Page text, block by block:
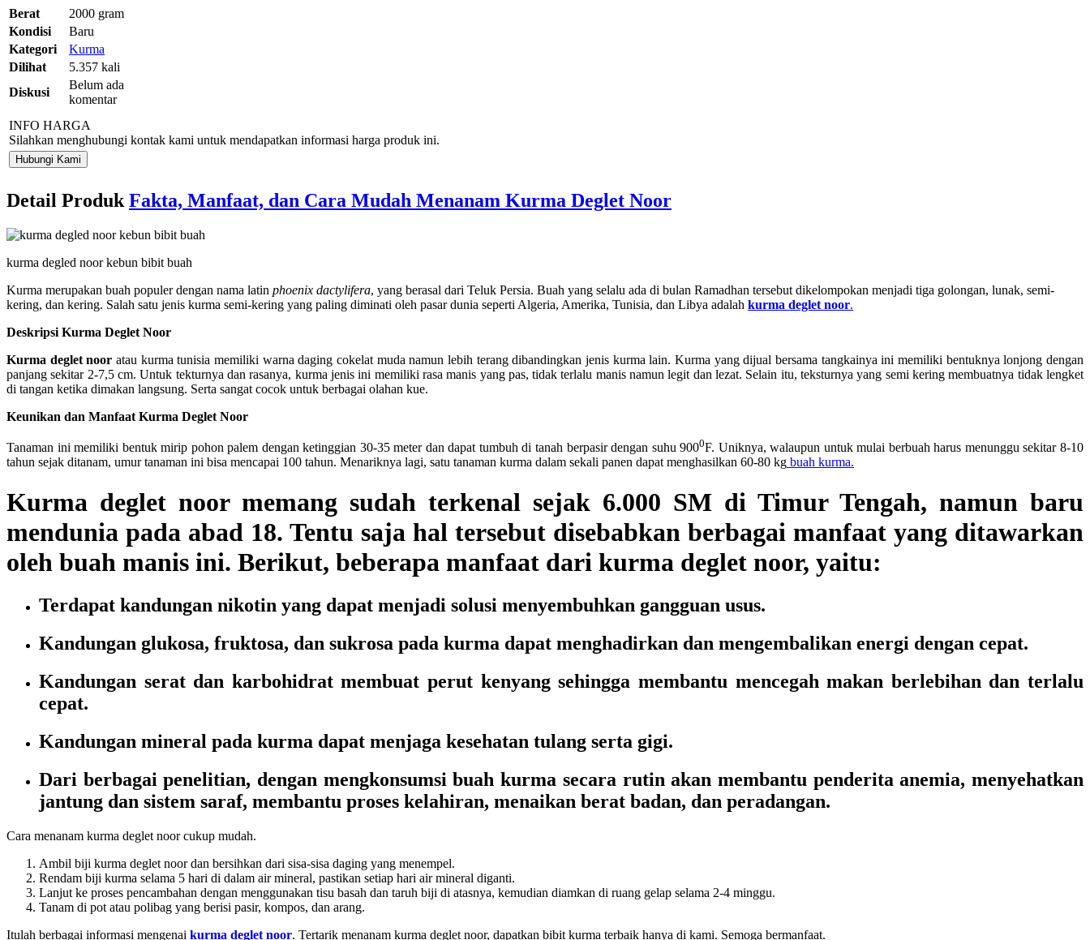
Berat
2000 gram
Kondisi
Baru
Kategori
Kurma
Dilihat
5.357 kali
Diskusi
Belum ada
komentar
INFO HARGA
Silahkan menghubungi kontak kami untuk mendapatkan informasi harga produk ini.
Hubungi Kami
Detail ProdukFakta, Manfaat, dan Cara Mudah Menanam Kurma Deglet Noor
kurma degled noor kebun bibit buah
Kurma merupakan buah populer dengan nama latin phoenix dactylifera, yang berasal dari Teluk Persia. Buah yang selalu ada di bulan Ramadhan tersebut dikelompokan menjadi tiga golongan, lunak, semi-
kering, dan kering. Salah satu jenis kurma semi-kering yang paling diminati oleh pasar dunia seperti Algeria, Amerika, Tunisia, dan Libya adalah kurma deglet noor.
Deskripsi Kurma Deglet Noor
Kurma deglet noor atau kurma tunisia memiliki warna daging cokelat muda namun lebih terang dibandingkan jenis kurma lain. Kurma yang dijual bersama tangkainya ini memiliki bentuknya lonjong dengan
panjang sekitar 2-7,5 cm. Untuk tekturnya dan rasanya, kurma jenis ini memiliki rasa manis yang pas, tidak terlalu manis namun legit dan lezat. Selain itu, teksturnya yang semi kering membuatnya tidak lengket
di tangan ketika dimakan langsung. Serta sangat cocok untuk berbagai olahan kue.
Keunikan dan Manfaat Kurma Deglet Noor
Tanaman ini memiliki bentuk mirip pohon palem dengan ketinggian 30-35 meter dan dapat tumbuh di tanah berpasir dengan suhu 9000F. Uniknya, walaupun untuk mulai berbuah harus menunggu sekitar 8-10
tahun sejak ditanam, umur tanaman ini bisa mencapai 100 tahun. Menariknya lagi, satu tanaman kurma dalam sekali panen dapat menghasilkan 60-80 kg buah kurma.
Kurma deglet noor memang sudah terkenal sejak 6.000 SM di Timur Tengah, namun baru
mendunia pada abad 18. Tentu saja hal tersebut disebabkan berbagai manfaat yang ditawarkan
oleh buah manis ini. Berikut, beberapa manfaat dari kurma deglet noor, yaitu:
Terdapat kandungan nikotin yang dapat menjadi solusi menyembuhkan gangguan usus.
Kandungan glukosa, fruktosa, dan sukrosa pada kurma dapat menghadirkan dan mengembalikan energi dengan cepat.
Kandungan serat dan karbohidrat membuat perut kenyang sehingga membantu mencegah makan berlebihan dan terlalu
cepat.
Kandungan mineral pada kurma dapat menjaga kesehatan tulang serta gigi.
Dari berbagai penelitian, dengan mengkonsumsi buah kurma secara rutin akan membantu penderita anemia, menyehatkan
jantung dan sistem saraf, membantu proses kelahiran, menaikan berat badan, dan peradangan.
Cara menanam kurma deglet noor cukup mudah.
Ambil biji kurma deglet noor dan bersihkan dari sisa-sisa daging yang menempel.
Rendam biji kurma selama 5 hari di dalam air mineral, pastikan setiap hari air mineral diganti.
Lanjut ke proses pencambahan dengan menggunakan tisu basah dan taruh biji di atasnya, kemudian diamkan di ruang gelap selama 2-4 minggu.
Tanam di pot atau polibag yang berisi pasir, kompos, dan arang.
Itulah berbagai informasi mengenai kurma deglet noor. Tertarik menanam kurma deglet noor, dapatkan bibit kurma terbaik hanya di kami. Semoga bermanfaat.